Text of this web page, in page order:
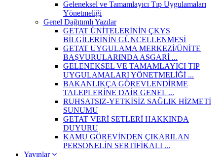
Geleneksel ve Tamamlayıcı Tıp Uygulamaları
Yönetmeliği
Genel Dağıtımlı Yazılar
GETAT ÜNİTELERİNİN ÇKYS
BİLGİLERİNİN GÜNCELLENMESİ
GETAT UYGULAMA MERKEZİ/ÜNİTE
BAŞVURULARINDA ASGARİ ...
GELENEKSEL VE TAMAMLAYICI TIP
UYGULAMALARI YÖNETMELİĞİ ...
BAKANLIKÇA GÖREVLENDİRME
TALEPLERİNE DAİR GENEL ...
RUHSATSIZ-YETKİSİZ SAĞLIK HİZMETİ
SUNUMU
GETAT VERİ SETLERİ HAKKINDA
DUYURU
KAMU GÖREVİNDEN ÇIKARILAN
PERSONELİN SERTİFİKALI ...
Yayınlar